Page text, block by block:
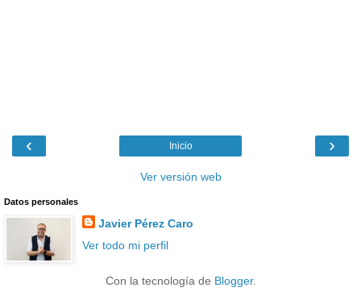
‹ ›
Inicio
Ver versión web
Datos personales
Javier Pérez Caro
Ver todo mi perfil
Con la tecnología de Blogger.